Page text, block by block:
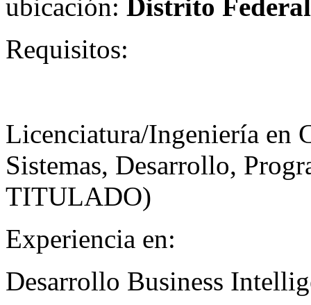
ubicación: Distrito Federal
Requisitos:
Licenciatura/Ingeniería en
Sistemas, Desarrollo,
TITULADO)
Experiencia en:
Desarrollo Business